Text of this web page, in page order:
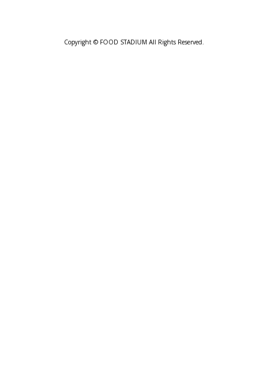
Copyright © FOOD STADIUM All Rights Reserved.